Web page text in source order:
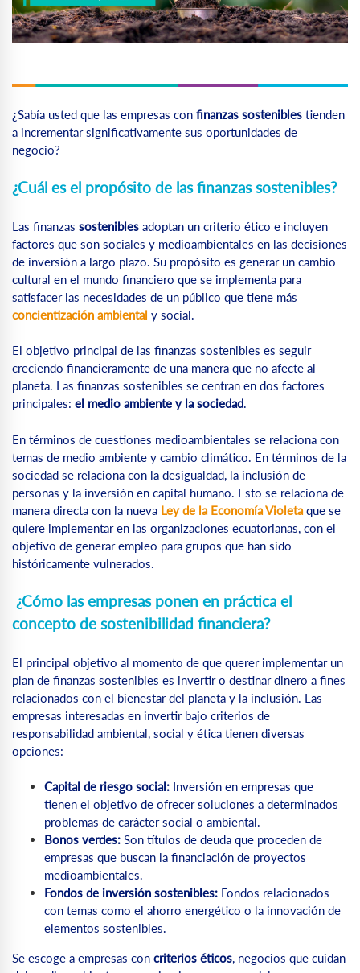
¿Sabía usted que las empresas con finanzas sostenibles tienden
a incrementar significativamente sus oportunidades de
negocio?
¿Cuál es el propósito de las finanzas sostenibles?
Las finanzas sostenibles adoptan un criterio ético e incluyen
factores que son sociales y medioambientales en las decisiones
de inversión a largo plazo. Su propósito es generar un cambio
cultural en el mundo financiero que se implementa para
satisfacer las necesidades de un público que tiene más
concientización ambiental y social.
El objetivo principal de las finanzas sostenibles es seguir
creciendo financieramente de una manera que no afecte al
planeta. Las finanzas sostenibles se centran en dos factores
principales: el medio ambiente y la sociedad.
En términos de cuestiones medioambientales se relaciona con
temas de medio ambiente y cambio climático. En términos de la
sociedad se relaciona con la desigualdad, la inclusión de
personas y la inversión en capital humano. Esto se relaciona de
manera directa con la nueva Ley de la Economía Violeta que se
quiere implementar en las organizaciones ecuatorianas, con el
objetivo de generar empleo para grupos que han sido
históricamente vulnerados.
¿Cómo las empresas ponen en práctica el
concepto de sostenibilidad financiera?
El principal objetivo al momento de que querer implementar un
plan de finanzas sostenibles es invertir o destinar dinero a fines
relacionados con el bienestar del planeta y la inclusión. Las
empresas interesadas en invertir bajo criterios de
responsabilidad ambiental, social y ética tienen diversas
opciones:
Capital de riesgo social: Inversión en empresas que
tienen el objetivo de ofrecer soluciones a determinados
problemas de carácter social o ambiental.
Bonos verdes: Son títulos de deuda que proceden de
empresas que buscan la financiación de proyectos
medioambientales.
Fondos de inversión sostenibles: Fondos relacionados
con temas como el ahorro energético o la innovación de
elementos sostenibles.
Se escoge a empresas con criterios éticos, negocios que cuidan